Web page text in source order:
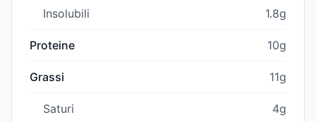
Insolubili 1.8g
Proteine 10g
Grassi 11g
Saturi 4g